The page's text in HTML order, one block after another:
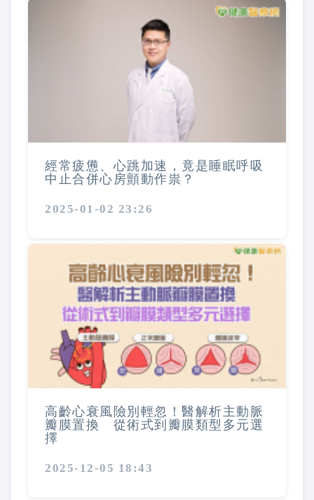
經常疲憊、心跳加速，竟是睡眠呼吸
中止合併心房顫動作祟？
2025-01-02 23:26
高齡心衰風險別輕忽！醫解析主動脈
瓣膜置換 從術式到瓣膜類型多元選
擇
2025-12-05 18:43